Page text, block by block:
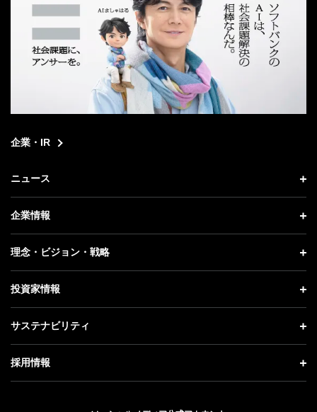
企業・IR
ニュース
ニュース トップ
プレスリリース
更新情報
記者説明会
企業情報
企業情報 トップ
社長メッセージ
事業紹介
ガバナンス
理念・ビジョン・戦略
理念・ビジョン・戦略 トップ
成長戦略「Activate AI for Society」
人材戦略
投資家情報
投資家情報 トップ
経営方針
サステナビリティ
サステナビリティ トップ
トップメッセージ
採用情報